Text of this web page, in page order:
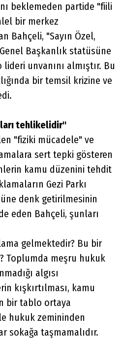
beklemeden partide "fiili
bir merkez
Bahçeli, "Sayın Özel,
Başkanlık statüsüne
lideri unvanını almıştır. Bu
bir temsil krizine ve
tehlikelidir"
"fiziki mücadele" ve
sert tepki gösteren
kamu düzenini tehdit
Gezi Parkı
denk getirilmesinin
eden Bahçeli, şunları
gelmektedir? Bu bir
Toplumda meşru hukuk
algısı
kışkırtılması, kamu
bir tablo ortaya
hukuk zemininden
sokağa taşmamalıdır.